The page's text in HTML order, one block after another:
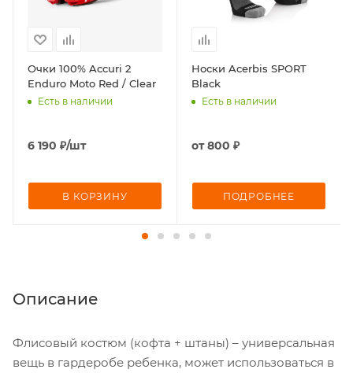
Очки 100% Accuri 2
Enduro Moto Red / Clear
Есть в наличии
6 190 ₽/шт
В КОРЗИНУ
Носки Acerbis SPORT
Black
Есть в наличии
от800 ₽
ПОДРОБНЕЕ
Описание
Флисовый костюм (кофта + штаны) – универсальная
вещь в гардеробе ребенка, может использоваться в